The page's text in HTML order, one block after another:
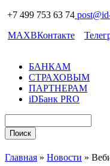
+7 499 753 63 74
MAXВКонтакте
БАНКАМ
СТРАХОВЫМ
ПАРТНЕРАМ
iDБанк PRO
Главная » Новости »